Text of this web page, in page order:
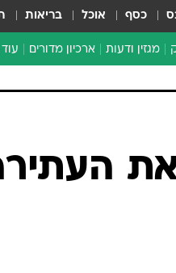
כסף אוכל בריאות
מגזין ודעות ארכיון מדורים